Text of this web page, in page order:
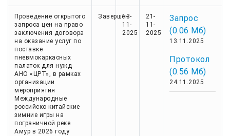
Проведение открытого
запроса цен на право
заключения договора
на оказание услуг по
поставке
пневмокаркасных
палаток для нужд
АНО «ЦРТ», в рамках
организации
мероприятия
Международные
российско-китайские
зимние игры на
пограничной реке
Амур в 2026 году
Завершен
13-
11-
2025
21-
11-
2025
Запрос
(0.06 Мб)
13.11.2025
Протокол
(0.56 Мб)
24.11.2025